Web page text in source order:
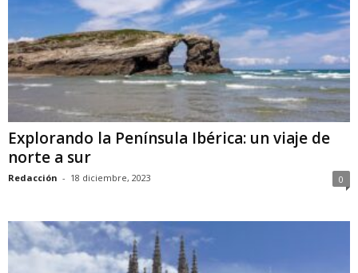
Explorando la Península Ibérica: un viaje de
norte a sur
Redacción - 18 diciembre, 2023 0